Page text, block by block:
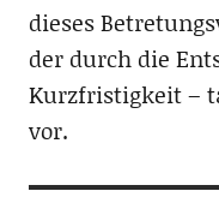
dieses
der durch die
Kurzfristigkeit –
vor.